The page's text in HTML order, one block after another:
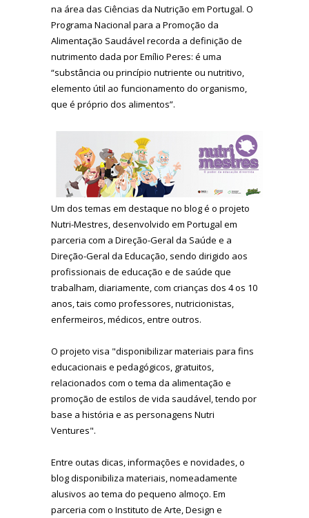
na área das Ciências da Nutrição em Portugal. O
Programa Nacional para a Promoção da
Alimentação Saudável recorda a definição de
nutrimento dada por Emílio Peres: é uma
“substância ou princípio nutriente ou nutritivo,
elemento útil ao funcionamento do organismo,
que é próprio dos alimentos”.
Um dos temas em destaque no blog é o projeto
Nutri-Mestres, desenvolvido em Portugal em
parceria com a Direção-Geral da Saúde e a
Direção-Geral da Educação, sendo dirigido aos
profissionais de educação e de saúde que
trabalham, diariamente, com crianças dos 4 os 10
anos, tais como professores, nutricionistas,
enfermeiros, médicos, entre outros.
O projeto visa "disponibilizar materiais para fins
educacionais e pedagógicos, gratuitos,
relacionados com o tema da alimentação e
promoção de estilos de vida saudável, tendo por
base a história e as personagens Nutri
Ventures".
Entre outas dicas, informações e novidades, o
blog disponibiliza materiais, nomeadamente
alusivos ao tema do pequeno almoço. Em
parceria com o Instituto de Arte, Design e